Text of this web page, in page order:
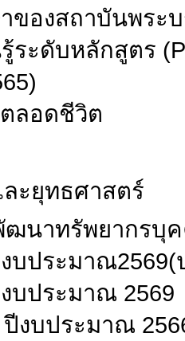
ของสถาบันพระ
ระดับหลักสูตร
ลอดชีวิต
ะยุทธศาสตร์
ฒนาทรัพยากรบุ
บประมาณ
บประมาณ 2569
งบประมาณ